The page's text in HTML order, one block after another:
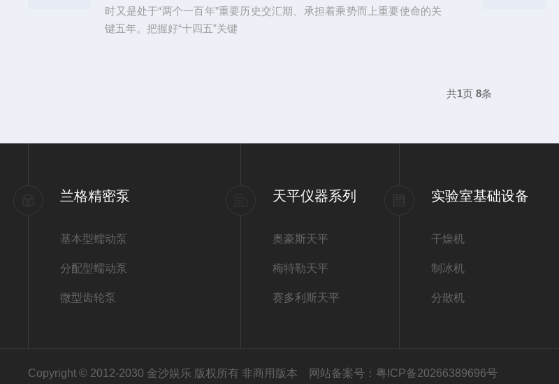
时又是处于“两个一百年”重要历史交汇期、承担着乘势而上重要使命的关
键五年。把握好“十四五”关键
共1页8条
兰格精密泵
基本型蠕动泵
分配型蠕动泵
微型齿轮泵
天平仪器系列
奥豪斯天平
梅特勒天平
赛多利斯天平
实验室基础设备
干燥机
制冰机
分散机
Copyright © 2012-2030 金沙娱乐 版权所有 非商用版本 网站备案号：粤ICP备20266389696号